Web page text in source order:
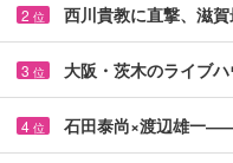
2 位 西川貴教に直撃、滋
3 位 大阪・茨木のライブ
4 位 石田泰尚×渡辺雄一